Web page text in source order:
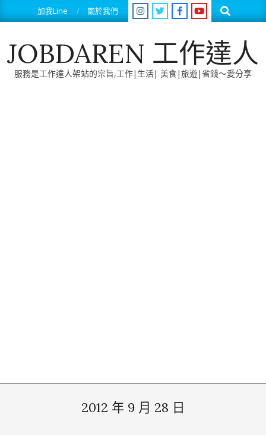
to
加我Line 關於我們 Search
JOBDAREN 工作達人
服務是工作達人架站的宗旨,工作|生活| 美食|旅遊|省錢～愛分享
2012 年 9 月 28 日